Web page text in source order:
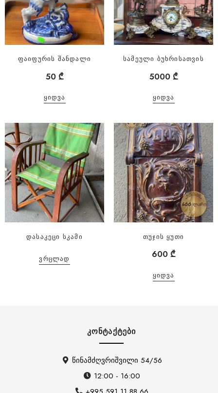
ფაიფურის შანდალი
50 ₾
ᲧᲘᲓᲕᲐ
სამეული ბუხრისათვის
5000 ₾
ᲧᲘᲓᲕᲐ
დასაკეცი სკამი
ᲕᲠᲪᲚᲐᲓ
თუჯის ყუთი
600 ₾
ᲧᲘᲓᲕᲐ
ᲙᲝᲜᲢᲐᲥᲢᲔᲑᲘ
წინამძღვრიშვილი 54/56
12:00 - 16:00